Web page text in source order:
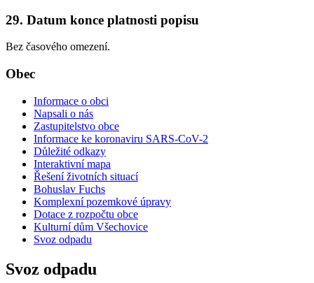
29. Datum konce platnosti popisu
Bez časového omezení.
Obec
Informace o obci
Napsali o nás
Zastupitelstvo obce
Informace ke koronaviru SARS-CoV-2
Důležité odkazy
Interaktivní mapa
Řešení životních situací
Bohuslav Fuchs
Komplexní pozemkové úpravy
Dotace z rozpočtu obce
Kulturní dům Všechovice
Svoz odpadu
Svoz odpadu